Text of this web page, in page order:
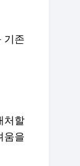
기존
처할
움을